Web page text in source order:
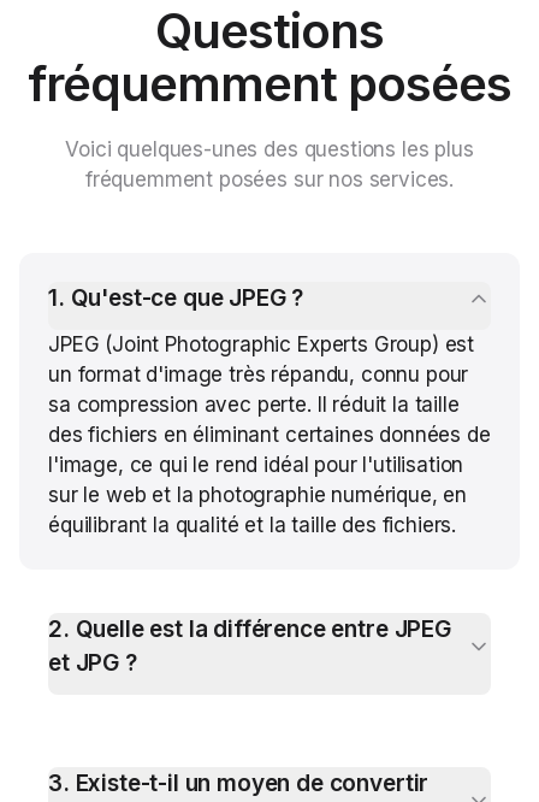
Questions
fréquemment posées
Voici quelques-unes des questions les plus
fréquemment posées sur nos services.
1. Qu'est-ce que JPEG ?
JPEG (Joint Photographic Experts Group) est
un format d'image très répandu, connu pour
sa compression avec perte. Il réduit la taille
des fichiers en éliminant certaines données de
l'image, ce qui le rend idéal pour l'utilisation
sur le web et la photographie numérique, en
équilibrant la qualité et la taille des fichiers.
2. Quelle est la différence entre JPEG
et JPG ?
3. Existe-t-il un moyen de convertir